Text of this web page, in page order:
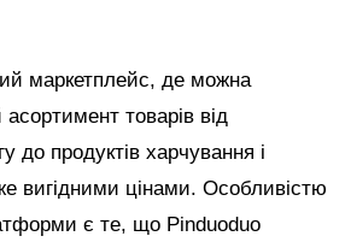
маркетплейс, де можна
товарів від
до продуктів харчування і
вигідними цінами. Особливістю
є те, що Pinduoduo